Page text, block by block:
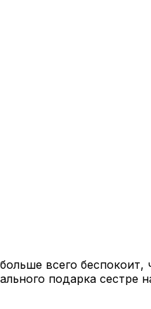
всего
подарка сестре